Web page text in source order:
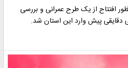
افتتاح از یک طرح عمرانی و بررسی
پیش وارد این استان شد.